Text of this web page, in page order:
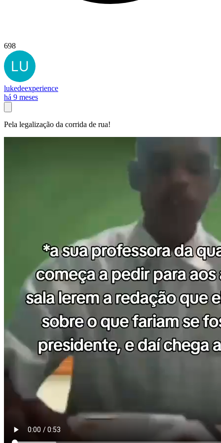
698
lukedeexperience
há 9 meses
Pela legalização da corrida de rua!